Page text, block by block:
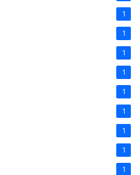
1
1
1
1
1
1
1
1
1